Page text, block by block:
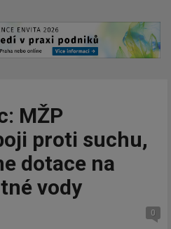
MŽP
proti suchu,
dotace na
vody
0